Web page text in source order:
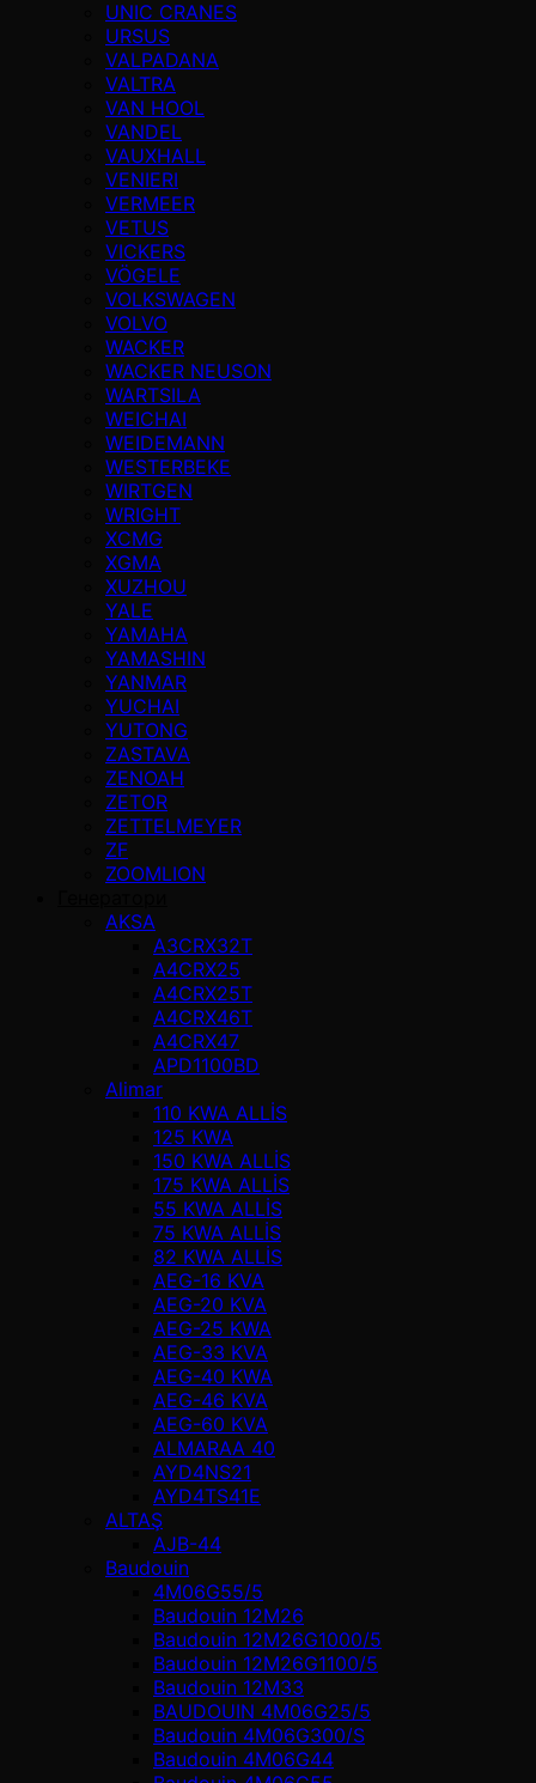
UNIC CRANES
URSUS
VALPADANA
VALTRA
VAN HOOL
VANDEL
VAUXHALL
VENIERI
VERMEER
VETUS
VICKERS
VÖGELE
VOLKSWAGEN
VOLVO
WACKER
WACKER NEUSON
WARTSILA
WEICHAI
WEIDEMANN
WESTERBEKE
WIRTGEN
WRIGHT
XCMG
XGMA
XUZHOU
YALE
YAMAHA
YAMASHIN
YANMAR
YUCHAI
YUTONG
ZASTAVA
ZENOAH
ZETOR
ZETTELMEYER
ZF
ZOOMLION
AKSA
A3CRX32T
A4CRX25
A4CRX25T
A4CRX46T
A4CRX47
APD1100BD
Alimar
110 KWA ALLİS
125 KWA
150 KWA ALLİS
175 KWA ALLİS
55 KWA ALLİS
75 KWA ALLİS
82 KWA ALLİS
AEG-16 KVA
AEG-20 KVA
AEG-25 KWA
AEG-33 KVA
AEG-40 KWA
AEG-46 KVA
AEG-60 KVA
ALMARAA 40
AYD4NS21
AYD4TS41E
ALTAŞ
AJB-44
Baudouin
4M06G55/5
Baudouin 12M26
Baudouin 12M26G1000/5
Baudouin 12M26G1100/5
Baudouin 12M33
BAUDOUIN 4M06G25/5
Baudouin 4M06G300/S
Baudouin 4M06G44